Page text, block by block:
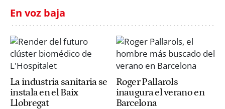
En voz baja
La industria sanitaria se
instala en el Baix
Llobregat
Roger Pallarols
inaugura el verano en
Barcelona